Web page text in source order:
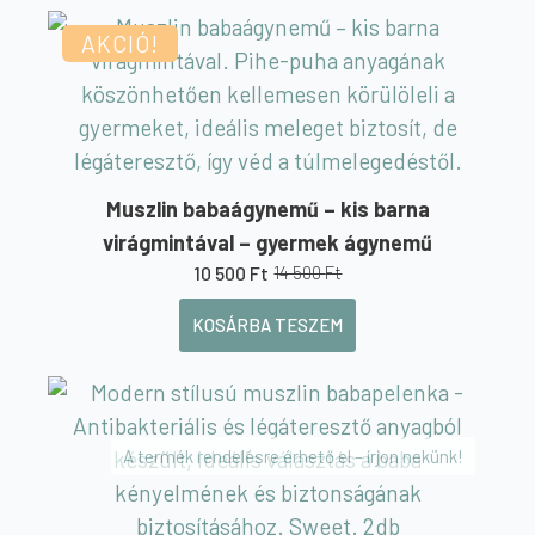
14
500 Ft.
10
500 Ft.
AKCIÓ!
Muszlin babaágynemű – kis barna
virágmintával – gyermek ágynemű
14 500Ft
Original
price
was:
14
10 500 FtCurrent
price
is:
10
KOSÁRBA TESZEM
A termék rendelésre érhető el – írjon nekünk!